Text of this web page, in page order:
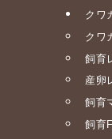
クワ
クワ
飼育
産卵
飼育
飼育